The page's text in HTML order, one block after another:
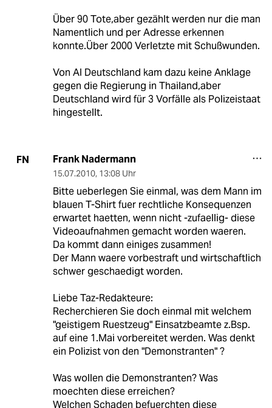
Über 90 Tote,aber gezählt werden nur die man
Namentlich und per Adresse erkennen
konnte.Über 2000 Verletzte mit Schußwunden.
Von AI Deutschland kam dazu keine Anklage
gegen die Regierung in Thailand,aber
Deutschland wird für 3 Vorfälle als Polizeistaat
hingestellt.
FN Frank Nadermann
15.07.2010, 13:08 Uhr
Bitte ueberlegen Sie einmal, was dem Mann im
blauen T-Shirt fuer rechtliche Konsequenzen
erwartet haetten, wenn nicht -zufaellig- diese
Videoaufnahmen gemacht worden waeren.
Da kommt dann einiges zusammen!
Der Mann waere vorbestraft und wirtschaftlich
schwer geschaedigt worden.
Liebe Taz-Redakteure:
Recherchieren Sie doch einmal mit welchem
"geistigem Ruestzeug" Einsatzbeamte z.Bsp.
auf eine 1.Mai vorbereitet werden. Was denkt
ein Polizist von den "Demonstranten" ?
Was wollen die Demonstranten? Was
moechten diese erreichen?
Welchen Schaden befuerchten diese